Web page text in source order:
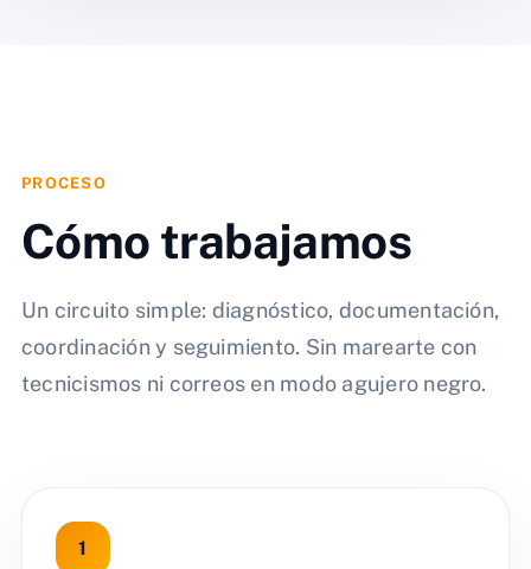
PROCESO
Cómo trabajamos
Un circuito simple: diagnóstico, documentación,
coordinación y seguimiento. Sin marearte con
tecnicismos ni correos en modo agujero negro.